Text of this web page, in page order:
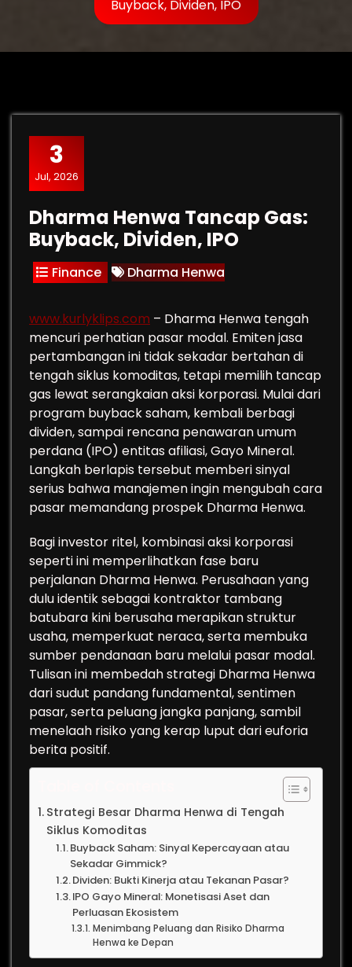
Buyback, Dividen, IPO
3
Jul, 2026
Dharma Henwa Tancap Gas:
Buyback, Dividen, IPO
Finance Dharma Henwa
www.kurlyklips.com – Dharma Henwa tengah
mencuri perhatian pasar modal. Emiten jasa
pertambangan ini tidak sekadar bertahan di
tengah siklus komoditas, tetapi memilih tancap
gas lewat serangkaian aksi korporasi. Mulai dari
program buyback saham, kembali berbagi
dividen, sampai rencana penawaran umum
perdana (IPO) entitas afiliasi, Gayo Mineral.
Langkah berlapis tersebut memberi sinyal
serius bahwa manajemen ingin mengubah cara
pasar memandang prospek Dharma Henwa.
Bagi investor ritel, kombinasi aksi korporasi
seperti ini memperlihatkan fase baru
perjalanan Dharma Henwa. Perusahaan yang
dulu identik sebagai kontraktor tambang
batubara kini berusaha merapikan struktur
usaha, memperkuat neraca, serta membuka
sumber pendanaan baru melalui pasar modal.
Tulisan ini membedah strategi Dharma Henwa
dari sudut pandang fundamental, sentimen
pasar, serta peluang jangka panjang, sambil
menelaah risiko yang kerap luput dari euforia
berita positif.
Strategi Besar Dharma Henwa di Tengah
Siklus Komoditas
Buyback Saham: Sinyal Kepercayaan atau
Sekadar Gimmick?
Dividen: Bukti Kinerja atau Tekanan Pasar?
IPO Gayo Mineral: Monetisasi Aset dan
Perluasan Ekosistem
Menimbang Peluang dan Risiko Dharma
Henwa ke Depan